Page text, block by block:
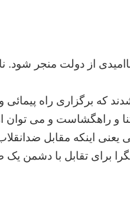
از دولت منجر شود.
که برگزاری راه پیمائی
و راهگشاست و می توان
اینکه مقابل
برای تقابل با دشمن